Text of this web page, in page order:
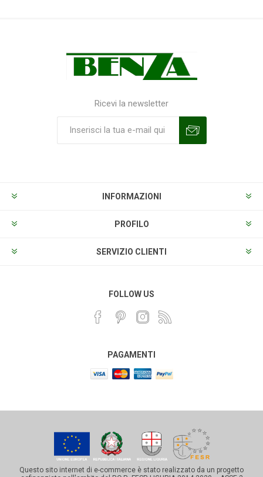
Ricevi la newsletter
INFORMAZIONI
PROFILO
SERVIZIO CLIENTI
FOLLOW US
PAGAMENTI
Questo sito internet di e-commerce è stato realizzato da un progetto